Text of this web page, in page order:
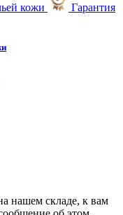
Гарантия
нашем складе, к вам